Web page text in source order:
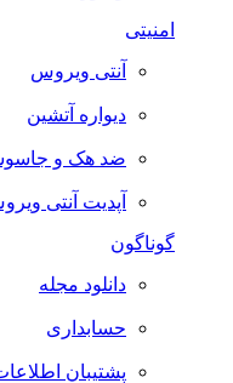
آنتی ویروس
دیواره آتشین
ضد هک و جاسوسی
آپدیت آنتی ویروس
گوناگون
دانلود مجله
حسابداری
پشتیبان اطلاعات